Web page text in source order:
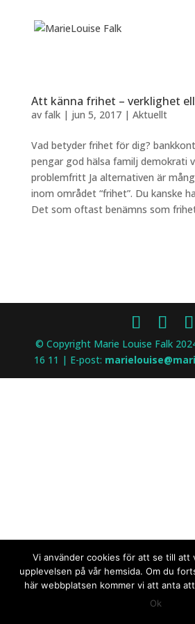
Att känna frihet – verklighet
av falk| jun 5, 2017| Aktuellt
Vad betyder frihet för dig?
pengar god hälsa familj demokrati
problemfritt Ja alternativen är
inom området “frihet”. Du kanske
Det som oftast benämns som
© Copyright Marie Louise Falk
16 11 | E-post:
Vi använder cookies för att se till att
upplevelsen på vår hemsida. Om du
här webbplatsen kommer vi att anta
Ok